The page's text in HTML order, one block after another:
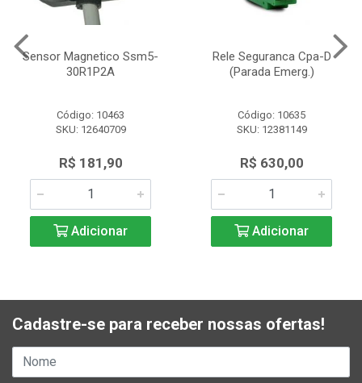
Sensor Magnetico Ssm5-
30R1P2A
Código: 10463
SKU: 12640709
R$ 181,90
Adicionar
Rele Seguranca Cpa-D
(Parada Emerg.)
Código: 10635
SKU: 12381149
R$ 630,00
Adicionar
Cadastre-se para receber nossas ofertas!